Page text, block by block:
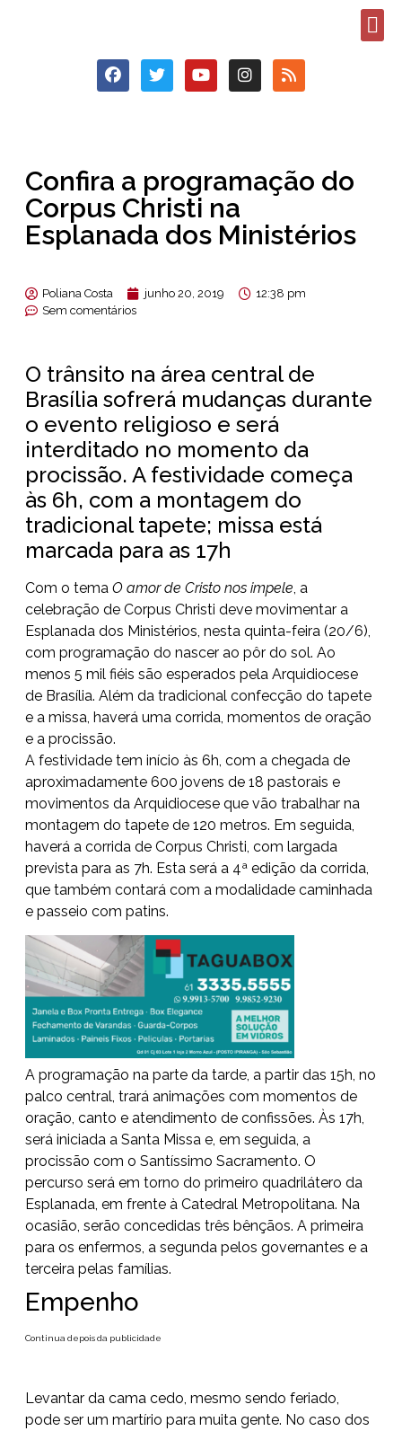
Confira a programação do
Corpus Christi na
Esplanada dos Ministérios
Poliana Costa junho 20, 2019
12:38 pm
Sem comentários
O trânsito na área central de
Brasília sofrerá mudanças durante
o evento religioso e será
interditado no momento da
procissão. A festividade começa
às 6h, com a montagem do
tradicional tapete; missa está
marcada para as 17h
Com o tema O amor de Cristo nos impele, a
celebração de Corpus Christi deve movimentar a
Esplanada dos Ministérios, nesta quinta-feira (20/6),
com programação do nascer ao pôr do sol. Ao
menos 5 mil fiéis são esperados pela Arquidiocese
de Brasília. Além da tradicional confecção do tapete
e a missa, haverá uma corrida, momentos de oração
e a procissão.
A festividade tem início às 6h, com a chegada de
aproximadamente 600 jovens de 18 pastorais e
movimentos da Arquidiocese que vão trabalhar na
montagem do tapete de 120 metros. Em seguida,
haverá a corrida de Corpus Christi, com largada
prevista para as 7h. Esta será a 4ª edição da corrida,
que também contará com a modalidade caminhada
e passeio com patins.
A programação na parte da tarde, a partir das 15h, no
palco central, trará animações com momentos de
oração, canto e atendimento de confissões. Às 17h,
será iniciada a Santa Missa e, em seguida, a
procissão com o Santíssimo Sacramento. O
percurso será em torno do primeiro quadrilátero da
Esplanada, em frente à Catedral Metropolitana. Na
ocasião, serão concedidas três bênçãos. A primeira
para os enfermos, a segunda pelos governantes e a
terceira pelas famílias.
Empenho
Continua depois da publicidade
Levantar da cama cedo, mesmo sendo feriado,
pode ser um martírio para muita gente. No caso dos